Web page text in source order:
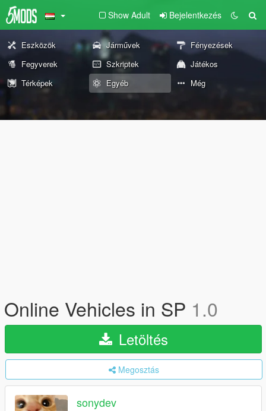
Show Adult Bejelentkezés
Eszközök Járművek
Fényezések
Fegyverek
Szkriptek
Játékos
Térképek
Egyéb Még
Online Vehicles in SP 1.0
Letöltés
Megosztás
sonydev